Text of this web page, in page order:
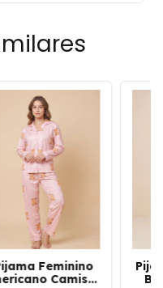
Feminino
Camisa